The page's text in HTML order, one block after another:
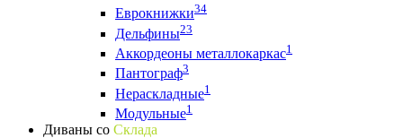
Еврокнижки34
Дельфины23
Аккордеоны металлокаркас1
Пантограф3
Нераскладные1
Модульные1
Диваны со Склада